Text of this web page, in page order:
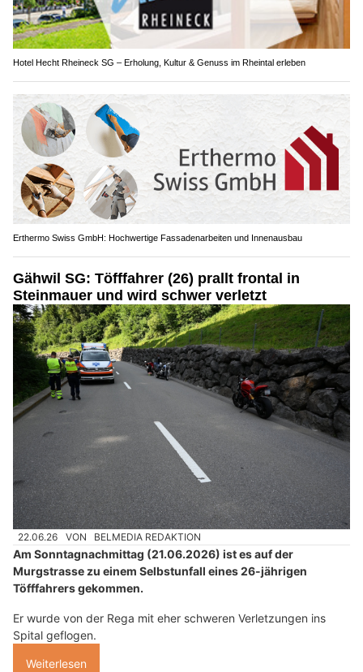
Hotel Hecht Rheineck SG – Erholung, Kultur & Genuss im Rheintal erleben
Erthermo Swiss GmbH: Hochwertige Fassadenarbeiten und Innenausbau
Gähwil SG: Töfffahrer (26) prallt frontal in
Steinmauer und wird schwer verletzt
22.06.26 VON BELMEDIA REDAKTION
Am Sonntagnachmittag (21.06.2026) ist es auf der
Murgstrasse zu einem Selbstunfall eines 26-jährigen
Töfffahrers gekommen.
Er wurde von der Rega mit eher schweren Verletzungen ins
Spital geflogen.
Weiterlesen